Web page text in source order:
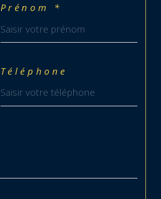
Prénom *
Téléphone